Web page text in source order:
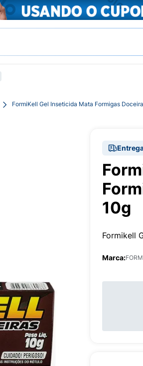
FormiKell Gel Inseticida Mata Formigas
10g
Formikell
Marca: